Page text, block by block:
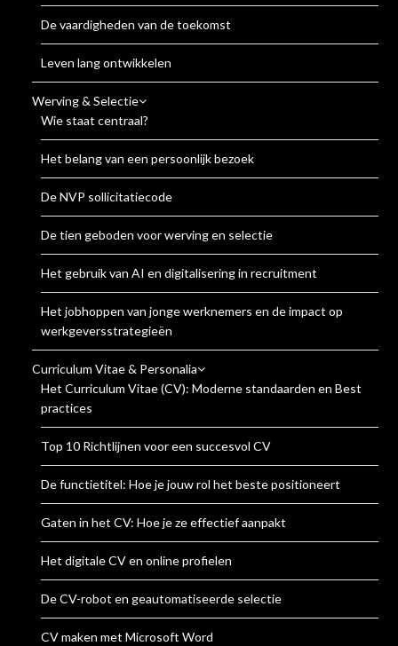
De vaardigheden van de toekomst
Leven lang ontwikkelen
Werving & Selectie
Wie staat centraal?
Het belang van een persoonlijk bezoek
De NVP sollicitatiecode
De tien geboden voor werving en selectie
Het gebruik van AI en digitalisering in recruitment
Het jobhoppen van jonge werknemers en de impact op
werkgeversstrategieën
Curriculum Vitae & Personalia
Het Curriculum Vitae (CV): Moderne standaarden en Best
practices
Top 10 Richtlijnen voor een succesvol CV
De functietitel: Hoe je jouw rol het beste positioneert
Gaten in het CV: Hoe je ze effectief aanpakt
Het digitale CV en online profielen
De CV-robot en geautomatiseerde selectie
CV maken met Microsoft Word